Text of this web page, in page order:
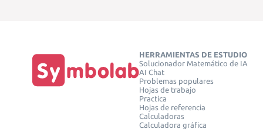
HERRAMIENTAS DE ESTUDIO
Solucionador Matemático de IA
AI Chat
Problemas populares
Hojas de trabajo
Practica
Hojas de referencia
Calculadoras
Calculadora gráfica